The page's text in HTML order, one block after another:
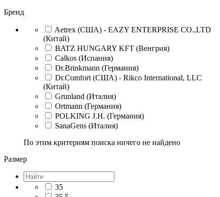
Бренд
Aetrex (США) - EAZY ENTERPRISE CO.,LTD
(Китай)
BATZ HUNGARY KFT (Венгрия)
Calkos (Испания)
Dr.Brinkmann (Германия)
Dr.Comfort (США) - Rikco International, LLC
(Китай)
Grunland (Италия)
Ortmann (Германия)
POLKING J.H. (Германия)
SanaGens (Италия)
По этим критериям поиска ничего не найдено
Размер
35